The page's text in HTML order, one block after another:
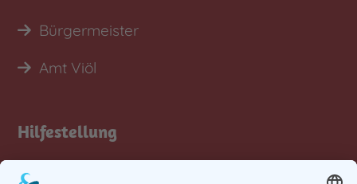
Bürgermeister
Amt Viöl
Hilfestellung